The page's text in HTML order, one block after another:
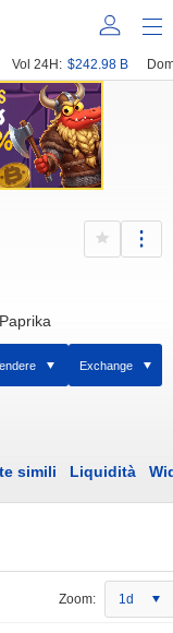
Vol 24H: $242.98 B
Exchange
simili Liquidità
Zoom: 1d